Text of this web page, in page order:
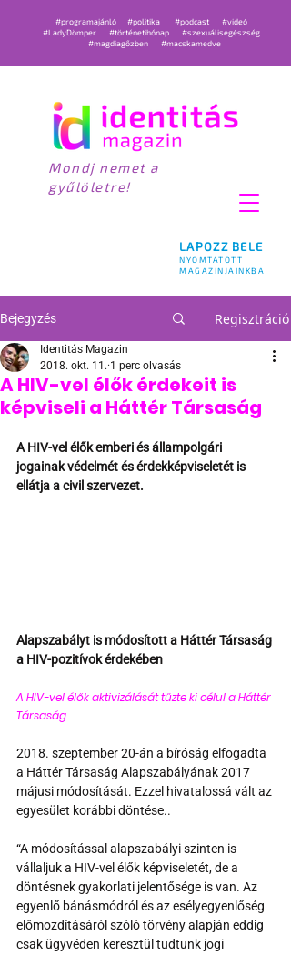
LAPOZZ BELE
NYOMTATOTT
MAGAZINJAINKBA
#programajánló #politika #podcast
#videó
#LadyDömper
#történetihónap
#szexuálisegészség
#magdiagőzben
#macskamedve
Mondj nemet a
gyűlöletre!
Bejegyzés Regisztráció
A HIV-vel élők érdekeit is
képviseli a Háttér Társaság
Identitás Magazin
2018. okt. 11. 1 perc olvasás
A HIV-vel élők emberi és állampolgári
jogainak védelmét és érdekképviseletét is
ellátja a civil szervezet.
Alapszabályt is módosított a Háttér Társaság
a HIV-pozitívok érdekében
A HIV-vel élők aktivizálását tűzte ki célul a Háttér
Társaság
2018. szeptember 20-án a bíróság elfogadta
a Háttér Társaság Alapszabályának 2017
májusi módosítását. Ezzel hivatalossá vált az
egyesület korábbi döntése..
“A módosítással alapszabályi szinten is
vállaljuk a HIV-vel élők képviseletét, de a
döntésnek gyakorlati jelentősége is van. Az
egyenlő bánásmódról és az esélyegyenlőség
előmozdításáról szóló törvény alapján eddig
csak ügyvéden keresztül tudtunk jogi